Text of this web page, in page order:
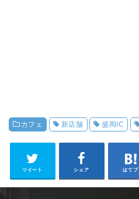
カフェ 新店舗 盛岡IC
ツイート シェア はてブ